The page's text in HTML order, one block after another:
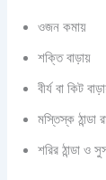
ওজন কমায়
শক্তি বাড়ায়
বীর্য বা কিট
মস্তিস্ক ঠান্ডা
শরির ঠান্ডা ও